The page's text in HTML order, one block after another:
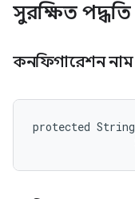
সুরক্ষিত পদ্ধতি
কনফিগারেশন
protected